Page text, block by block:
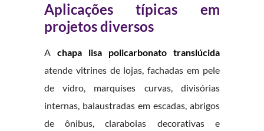
Aplicações típicas em
projetos diversos
A chapa lisa policarbonato translúcida
atende vitrines de lojas, fachadas em pele
de vidro, marquises curvas, divisórias
internas, balaustradas em escadas, abrigos
de ônibus, claraboias decorativas e